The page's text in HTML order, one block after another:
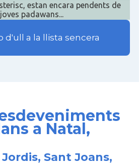
estan encara pendents de
padawans...
d'ull a la llista sencera
a Natal,
Sant Joans,